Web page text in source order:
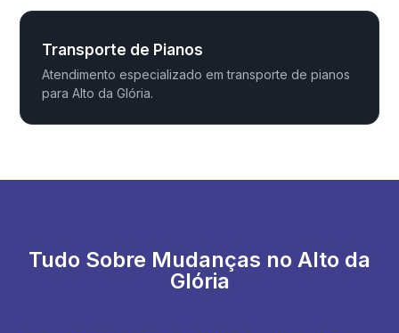
Transporte de Pianos
Atendimento especializado em transporte de pianos
para Alto da Glória.
Tudo Sobre Mudanças no Alto da
Glória